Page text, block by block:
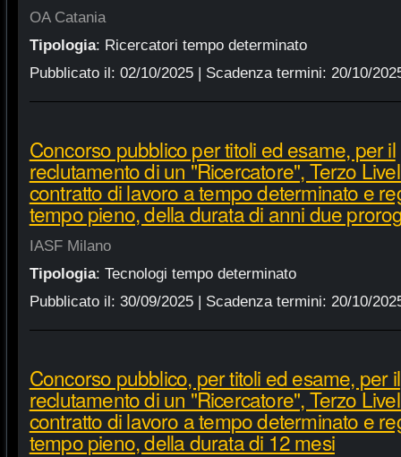
OA Catania
Tipologia: Ricercatori tempo determinato
Pubblicato il: 02/10/2025| Scadenza termini: 20/10/
Concorso pubblico per titoli ed esame, per il
reclutamento di un "Ricercatore", Terzo
contratto di lavoro a tempo determinato e
tempo pieno, della durata di anni due
IASF Milano
Tipologia: Tecnologi tempo determinato
Pubblicato il: 30/09/2025| Scadenza termini: 20/10/
Concorso pubblico, per titoli ed esame, per il
reclutamento di un "Ricercatore", Terzo
contratto di lavoro a tempo determinato e
tempo pieno, della durata di 12 mesi